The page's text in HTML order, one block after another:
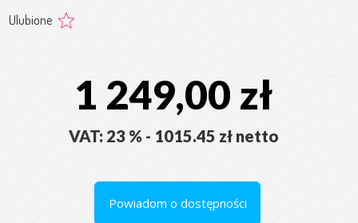
Ulubione
1 249,00 zł
VAT: 23 % - 1015.45 zł netto
Powiadom o dostępności